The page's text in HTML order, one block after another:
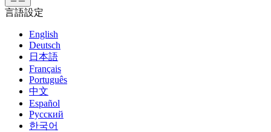
Unityエンジン
任意のプラットフォーム向けに2Dおよび3Dゲームを構築
共同作業
チームでの共同作業と迅速なイテレーション
Unity をダウンロード
プランと価格
デプロイ
3Dコラボレーション
リアルタイムで3Dプロジェクトを構築およびレビューする
没入型トレーニング
没入型環境でのトレーニング
顧客体験
インタラクティブな3D体験を作成する
業界
ドキュメント
公式ユーザーマニュアルとAPIリファレンス
開発者ツール
リリースバージョンと問題追跡
ロードマップ
今後の機能をレビューする
ディスカッション
議論、問題解決、つながる
イベント
グローバルおよびローカルイベント
コミュニティストーリー
Made with Unity
Unityクリエイターの紹介
Unity Learn
無料でUnityスキルをマスターする
プロフェッショナルトレーニング
Unityトレーナーでチームをレベルアップ
Unity初心者向け
スタートガイド
学習を開始しましょう
ヘルプを得る
Unityで成功するためのサポート
Success Plan
専門的なサポートで目標を早く達成する
FAQ
よくある質問への回答
お問い合わせ
言語設定
English
Deutsch
日本語
Français
Português
中文
Español
Русский
한국어